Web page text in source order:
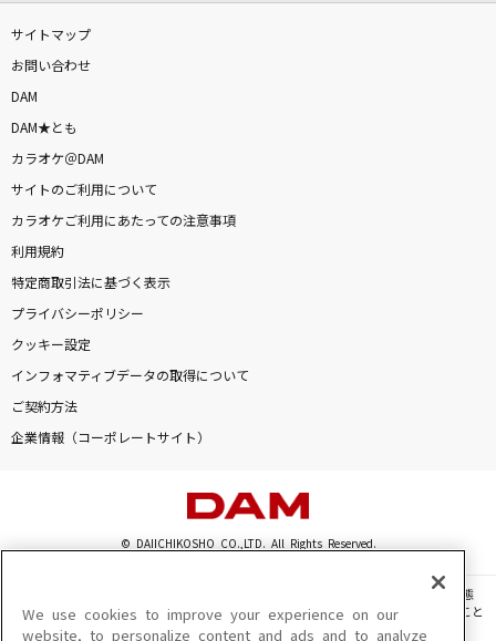
[生音]長い髪
FOMARE
Say!ファンファーレ!
白上フブキ
巡ループ
ツミキ
サイトマップ
お問い合わせ
DAM
DAM★とも
カラオケ＠DAM
サイトのご利用について
カラオケご利用にあたっての注意事項
利用規約
特定商取引法に基づく表示
プライバシーポリシー
クッキー設定
インフォマティブデータの取得について
ご契約方法
企業情報（コーポレートサイト）
© DAIICHIKOSHO CO.,LTD. All Rights Reserved.
このサイトに掲載されている一切の文章・画像・写真・動画・音声等を、手段や形態
を問わず、著作権法の定める範囲を超えて無断で複製、転載、ファイル化などすること
を禁じます。
We use cookies to improve your experience on our
website, to personalize content and ads and to analyze